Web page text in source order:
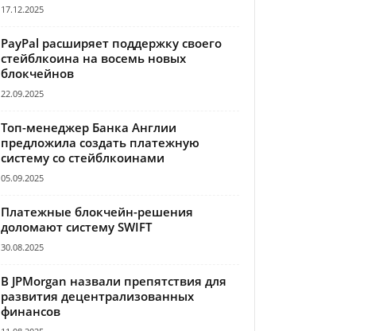
17.12.2025
PayPal расширяет поддержку своего
стейблкоина на восемь новых
блокчейнов
22.09.2025
Топ-менеджер Банка Англии
предложила создать платежную
систему со стейблкоинами
05.09.2025
Платежные блокчейн-решения
доломают систему SWIFT
30.08.2025
В JPMorgan назвали препятствия для
развития децентрализованных
финансов